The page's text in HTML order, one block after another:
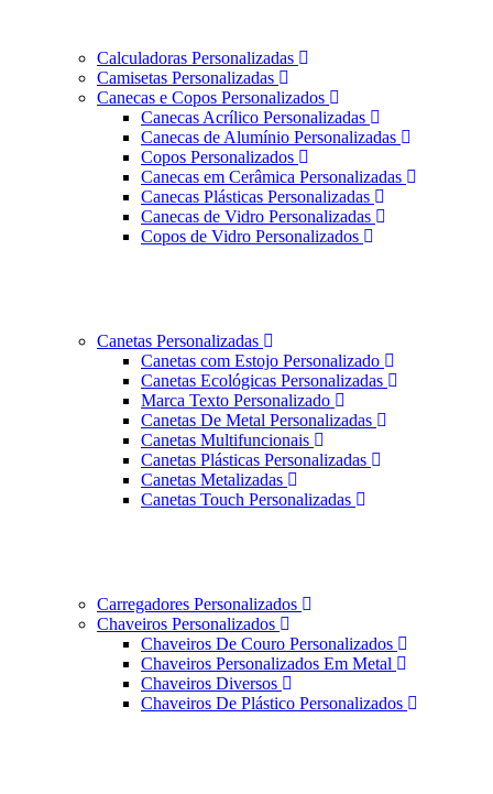
Calculadoras Personalizadas
Camisetas Personalizadas
Canecas e Copos Personalizados
Canecas Acrílico Personalizadas
Canecas de Alumínio Personalizadas
Copos Personalizados
Canecas em Cerâmica Personalizadas
Canecas Plásticas Personalizadas
Canecas de Vidro Personalizadas
Copos de Vidro Personalizados
Canetas Personalizadas
Canetas com Estojo Personalizado
Canetas Ecológicas Personalizadas
Marca Texto Personalizado
Canetas De Metal Personalizadas
Canetas Multifuncionais
Canetas Plásticas Personalizadas
Canetas Metalizadas
Canetas Touch Personalizadas
Carregadores Personalizados
Chaveiros Personalizados
Chaveiros De Couro Personalizados
Chaveiros Personalizados Em Metal
Chaveiros Diversos
Chaveiros De Plástico Personalizados